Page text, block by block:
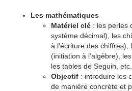
Les mathématiques
Matériel clé : les perles
système décimal), les
à l’écriture des
(initiation à l’algèbre),
les tables de Seguin, etc.
Objectif : introduire les
de manière concrète et